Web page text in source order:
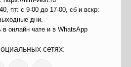
пт: с 9-00 до 17-00, сб и вскр:
дни.
в онлайн чате и в WhatsApp
сетях: